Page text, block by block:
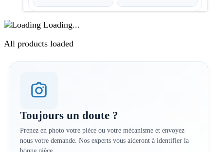
Loading...
All products loaded
Toujours un doute ?
Prenez en photo votre pièce ou votre mécanisme et envoyez-
nous votre demande. Nos experts vous aideront à identifier la